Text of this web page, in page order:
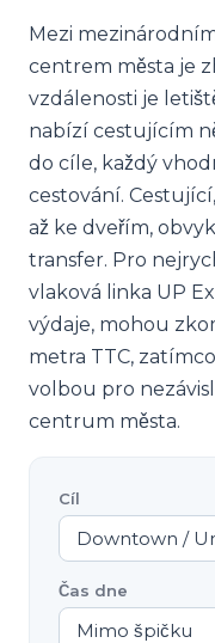
Mezi
centrem města je
vzdálenosti je
nabízí cestujícím
do cíle, každý
cestování.
až ke dveřím,
transfer. Pro
vlaková linka UP
výdaje, mohou
metra TTC,
volbou pro
centrum města.
Cíl
Čas dne